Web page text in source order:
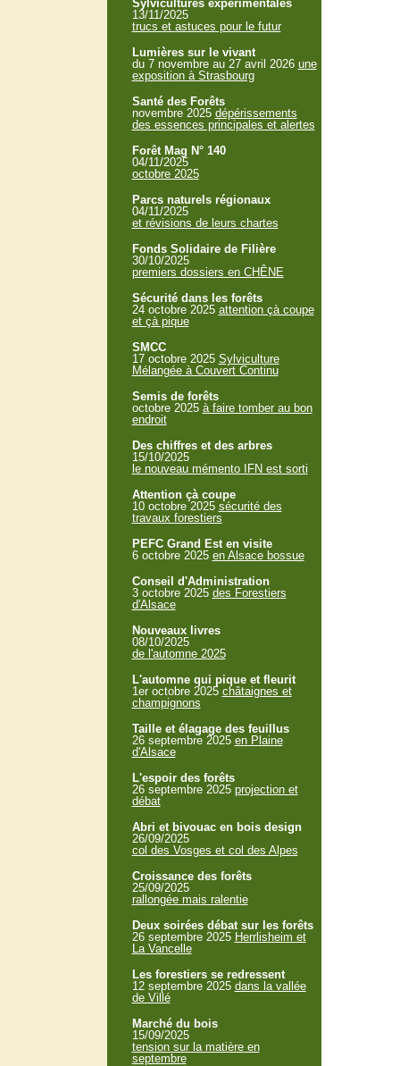
Sylvicultures expérimentales
13/11/2025
trucs et astuces pour le futur
Lumières sur le vivant
du 7 novembre au 27 avril 2026 une
exposition à Strasbourg
Santé des Forêts
novembre 2025 dépérissements
des essences principales et alertes
Forêt Mag N° 140
04/11/2025
octobre 2025
Parcs naturels régionaux
04/11/2025
et révisions de leurs chartes
Fonds Solidaire de Filière
30/10/2025
premiers dossiers en CHÊNE
Sécurité dans les forêts
24 octobre 2025 attention çà coupe
et çà pique
SMCC
17 octobre 2025 Sylviculture
Mélangée à Couvert Continu
Semis de forêts
octobre 2025 à faire tomber au bon
endroit
Des chiffres et des arbres
15/10/2025
le nouveau mémento IFN est sorti
Attention çà coupe
10 octobre 2025 sécurité des
travaux forestiers
PEFC Grand Est en visite
6 octobre 2025 en Alsace bossue
Conseil d'Administration
3 octobre 2025 des Forestiers
d'Alsace
Nouveaux livres
08/10/2025
de l'automne 2025
L'automne qui pique et fleurit
1er octobre 2025 châtaignes et
champignons
Taille et élagage des feuillus
26 septembre 2025 en Plaine
d'Alsace
L'espoir des forêts
26 septembre 2025 projection et
débat
Abri et bivouac en bois design
26/09/2025
col des Vosges et col des Alpes
Croissance des forêts
25/09/2025
rallongée mais ralentie
Deux soirées débat sur les forêts
26 septembre 2025 Herrlisheim et
La Vancelle
Les forestiers se redressent
12 septembre 2025 dans la vallée
de Villé
Marché du bois
15/09/2025
tension sur la matière en
septembre